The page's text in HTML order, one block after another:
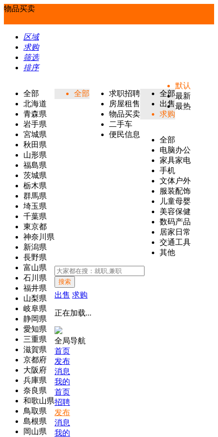
物品买卖
区域
求购
筛选
排序
全部
北海道
青森県
岩手県
宮城県
秋田県
山形県
福島県
茨城県
栃木県
群馬県
埼玉県
千葉県
東京都
神奈川県
新潟県
長野県
富山県
石川県
福井県
山梨県
岐阜県
静岡県
愛知県
三重県
滋賀県
京都府
大阪府
兵庫県
奈良県
和歌山県
鳥取県
島根県
岡山県
全部
求职招聘
房屋租售
物品买卖
二手车
便民信息
全部
出售
求购
全部
电脑办公
家具家电
手机
文体户外
服装配饰
儿童母婴
美容保健
数码产品
居家日常
交通工具
其他
默认
最新
最热
搜索
出售 求购
正在加载...
全局导航
首页
发布
消息
我的
首页
招聘
发布
消息
我的